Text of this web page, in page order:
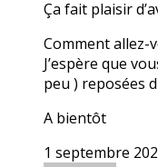
Ça fait plaisir
Comment allez-
J’espère que
peu ) reposées
A bientôt
1 septembre